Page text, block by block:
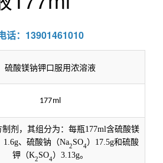
话：13901461010
硫酸镁钠钾口服用浓溶液
177ml
制剂，其组分为：每瓶177ml含硫酸镁
1.6g、硫酸钠（Na2SO4） 17.5g和硫酸
钾（K2SO4） 3.13g。